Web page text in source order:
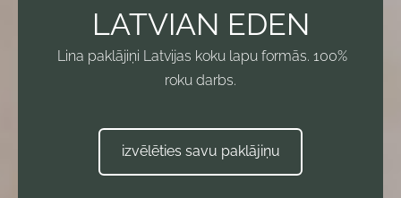
LATVIAN EDEN
Lina paklājiņi Latvijas koku lapu formās. 100%
roku darbs.
izvēlēties savu paklājiņu